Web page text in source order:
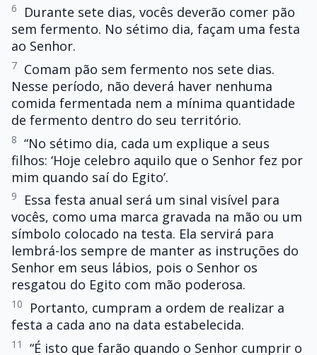
6
Durante sete dias, vocês deverão comer pão
sem fermento. No sétimo dia, façam uma festa
ao Senhor.
7 Comam pão sem fermento nos sete dias.
Nesse período, não deverá haver nenhuma
comida fermentada nem a mínima quantidade
de fermento dentro do seu território.
8 “No sétimo dia, cada um explique a seus
filhos: ‘Hoje celebro aquilo que o Senhor fez por
mim quando saí do Egito’.
9
Essa festa anual será um sinal visível para
vocês, como uma marca gravada na mão ou um
símbolo colocado na testa. Ela servirá para
lembrá-los sempre de manter as instruções do
Senhor em seus lábios, pois o Senhor os
resgatou do Egito com mão poderosa.
10
Portanto, cumpram a ordem de realizar a
festa a cada ano na data estabelecida.
11
“É isto que farão quando o Senhor cumprir o